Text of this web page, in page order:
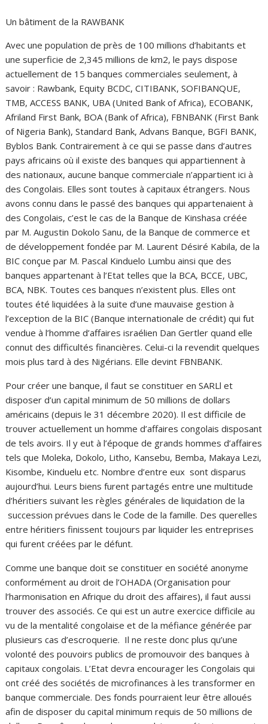
Un bâtiment de la RAWBANK
Avec une population de près de 100 millions d’habitants et
une superficie de 2,345 millions de km2, le pays dispose
actuellement de 15 banques commerciales seulement, à
savoir : Rawbank, Equity BCDC, CITIBANK, SOFIBANQUE,
TMB, ACCESS BANK, UBA (United Bank of Africa), ECOBANK,
Afriland First Bank, BOA (Bank of Africa), FBNBANK (First Bank
of Nigeria Bank), Standard Bank, Advans Banque, BGFI BANK,
Byblos Bank. Contrairement à ce qui se passe dans d’autres
pays africains où il existe des banques qui appartiennent à
des nationaux, aucune banque commerciale n’appartient ici à
des Congolais. Elles sont toutes à capitaux étrangers. Nous
avons connu dans le passé des banques qui appartenaient à
des Congolais, c’est le cas de la Banque de Kinshasa créée
par M. Augustin Dokolo Sanu, de la Banque de commerce et
de développement fondée par M. Laurent Désiré Kabila, de la
BIC conçue par M. Pascal Kinduelo Lumbu ainsi que des
banques appartenant à l’Etat telles que la BCA, BCCE, UBC,
BCA, NBK. Toutes ces banques n’existent plus. Elles ont
toutes été liquidées à la suite d’une mauvaise gestion à
l’exception de la BIC (Banque internationale de crédit) qui fut
vendue à l’homme d’affaires israélien Dan Gertler quand elle
connut des difficultés financières. Celui-ci la revendit quelques
mois plus tard à des Nigérians. Elle devint FBNBANK.
Pour créer une banque, il faut se constituer en SARLl et
disposer d’un capital minimum de 50 millions de dollars
américains (depuis le 31 décembre 2020). Il est difficile de
trouver actuellement un homme d’affaires congolais disposant
de tels avoirs. Il y eut à l’époque de grands hommes d’affaires
tels que Moleka, Dokolo, Litho, Kansebu, Bemba, Makaya Lezi,
Kisombe, Kinduelu etc. Nombre d’entre eux sont disparus
aujourd’hui. Leurs biens furent partagés entre une multitude
d’héritiers suivant les règles générales de liquidation de la
succession prévues dans le Code de la famille. Des querelles
entre héritiers finissent toujours par liquider les entreprises
qui furent créées par le défunt.
Comme une banque doit se constituer en société anonyme
conformément au droit de l’OHADA (Organisation pour
l’harmonisation en Afrique du droit des affaires), il faut aussi
trouver des associés. Ce qui est un autre exercice difficile au
vu de la mentalité congolaise et de la méfiance générée par
plusieurs cas d’escroquerie. Il ne reste donc plus qu’une
volonté des pouvoirs publics de promouvoir des banques à
capitaux congolais. L’Etat devra encourager les Congolais qui
ont créé des sociétés de microfinances à les transformer en
banque commerciale. Des fonds pourraient leur être alloués
afin de disposer du capital minimum requis de 50 millions de